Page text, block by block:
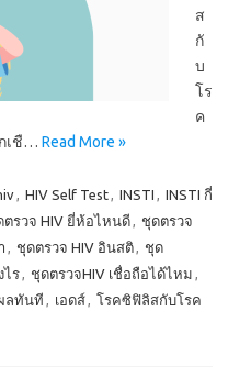
ส
กั
บ
โร
ค
เชื… Read More »
, HIV Self Test, INSTI , INSTI กี่
ตรวจ HIV ยี่ห้อไหนดี, ชุดตรวจ
, ชุดตรวจ HIV อินสติ, ชุด
ไร, ชุดตรวจHIV เชื่อถือได้ไหม ,
ลทันที , เอดส์, โรคซิฟิลิสกับโรค